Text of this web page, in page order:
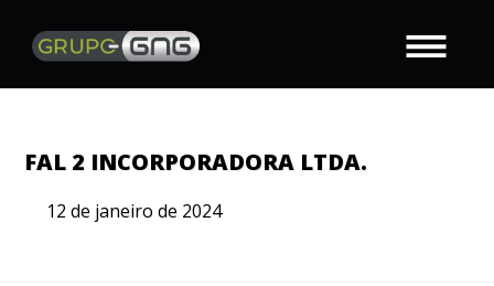
FAL 2 INCORPORADORA LTDA.
12 de janeiro de 2024